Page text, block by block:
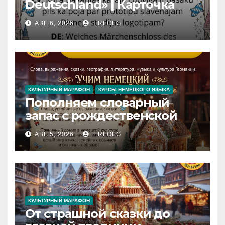
Deutschland» | Карточка
№46
Замок вдохновения
Iedvesmas pils / Schloss der
Inspiration
АВГ 6, 2026 ERFOLG
КУЛЬТУРНЫЙ МАРАФОН КУРСЫ НЕМЕЦКОГО ЯЗЫКА
Пополняем словарный
запас с рождественской
сказкой! Учим немецкий
вместе с Lebkuchenhaus
АВГ 5, 2026 ERFOLG
КУЛЬТУРНЫЙ МАРАФОН
От страшной сказки до